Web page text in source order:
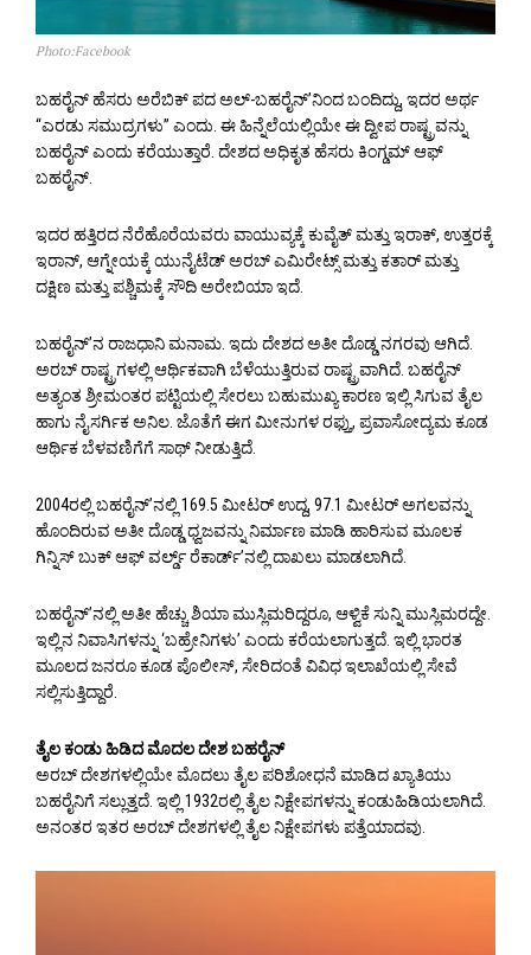
Photo:Facebook
ಬಹರೈನ್ ಹೆಸರು ಅರೆಬಿಕ್ ಪದ ಅಲ್-ಬಹರೈನ್’ನಿಂದ ಬಂದಿದ್ದು, ಇದರ ಅರ್ಥ
“ಎರಡು ಸಮುದ್ರಗಳು” ಎಂದು. ಈ ಹಿನ್ನೆಲೆಯಲ್ಲಿಯೇ ಈ ದ್ವೀಪ ರಾಷ್ಟ್ರವನ್ನು
ಬಹರೈನ್ ಎಂದು ಕರೆಯುತ್ತಾರೆ. ದೇಶದ ಅಧಿಕೃತ ಹೆಸರು ಕಿಂಗ್ಡಮ್ ಆಫ್
ಬಹರೈನ್.
ಇದರ ಹತ್ತಿರದ ನೆರೆಹೊರೆಯವರು ವಾಯುವ್ಯಕ್ಕೆ ಕುವೈತ್ ಮತ್ತು ಇರಾಕ್, ಉತ್ತರಕ್ಕೆ
ಇರಾನ್, ಆಗ್ನೇಯಕ್ಕೆ ಯುನೈಟೆಡ್ ಅರಬ್ ಎಮಿರೇಟ್ಸ್ ಮತ್ತು ಕತಾರ್ ಮತ್ತು
ದಕ್ಷಿಣ ಮತ್ತು ಪಶ್ಚಿಮಕ್ಕೆ ಸೌದಿ ಅರೇಬಿಯಾ ಇದೆ.
ಬಹರೈನ್’ನ ರಾಜಧಾನಿ ಮನಾಮ. ಇದು ದೇಶದ ಅತೀ ದೊಡ್ಡ ನಗರವು ಆಗಿದೆ.
ಅರಬ್ ರಾಷ್ಟ್ರಗಳಲ್ಲಿ ಆರ್ಥಿಕವಾಗಿ ಬೆಳೆಯುತ್ತಿರುವ ರಾಷ್ಟ್ರವಾಗಿದೆ. ಬಹರೈನ್
ಅತ್ಯಂತ ಶ್ರೀಮಂತರ ಪಟ್ಟಿಯಲ್ಲಿ ಸೇರಲು ಬಹುಮುಖ್ಯ ಕಾರಣ ಇಲ್ಲಿ ಸಿಗುವ ತೈಲ
ಹಾಗು ನೈಸರ್ಗಿಕ ಅನಿಲ. ಜೊತೆಗೆ ಈಗ ಮೀನುಗಳ ರಫ್ತು, ಪ್ರವಾಸೋದ್ಯಮ ಕೂಡ
ಆರ್ಥಿಕ ಬೆಳವಣಿಗೆಗೆ ಸಾಥ್ ನೀಡುತ್ತಿದೆ.
2004ರಲ್ಲಿ ಬಹರೈನ್’ನಲ್ಲಿ 169.5 ಮೀಟರ್ ಉದ್ದ, 97.1 ಮೀಟರ್ ಅಗಲವನ್ನು
ಹೊಂದಿರುವ ಅತೀ ದೊಡ್ಡ ಧ್ವಜವನ್ನು ನಿರ್ಮಾಣ ಮಾಡಿ ಹಾರಿಸುವ ಮೂಲಕ
ಗಿನ್ನಿಸ್ ಬುಕ್ ಆಫ್ ವರ್ಲ್ಡ್ ರೆಕಾರ್ಡ್’ನಲ್ಲಿ ದಾಖಲು ಮಾಡಲಾಗಿದೆ.
ಬಹರೈನ್’ನಲ್ಲಿ ಅತೀ ಹೆಚ್ಚು ಶಿಯಾ ಮುಸ್ಲಿಮರಿದ್ದರೂ, ಆಳ್ವಿಕೆ ಸುನ್ನಿ ಮುಸ್ಲಿಮರದ್ದೇ.
ಇಲ್ಲಿನ ನಿವಾಸಿಗಳನ್ನು ‘ಬಹ್ರೇನಿಗಳು’ ಎಂದು ಕರೆಯಲಾಗುತ್ತದೆ. ಇಲ್ಲಿ ಭಾರತ
ಮೂಲದ ಜನರೂ ಕೂಡ ಪೊಲೀಸ್, ಸೇರಿದಂತೆ ವಿವಿಧ ಇಲಾಖೆಯಲ್ಲಿ ಸೇವೆ
ಸಲ್ಲಿಸುತ್ತಿದ್ದಾರೆ.
ತೈಲ ಕಂಡು ಹಿಡಿದ ಮೊದಲ ದೇಶ ಬಹರೈನ್
ಅರಬ್ ದೇಶಗಳಲ್ಲಿಯೇ ಮೊದಲು ತೈಲ ಪರಿಶೋಧನೆ ಮಾಡಿದ ಖ್ಯಾತಿಯು
ಬಹರೈನಿಗೆ ಸಲ್ಲುತ್ತದೆ. ಇಲ್ಲಿ 1932ರಲ್ಲಿ ತೈಲ ನಿಕ್ಷೇಪಗಳನ್ನು ಕಂಡುಹಿಡಿಯಲಾಗಿದೆ.
ಅನಂತರ ಇತರ ಅರಬ್ ದೇಶಗಳಲ್ಲಿ ತೈಲ ನಿಕ್ಷೇಪಗಳು ಪತ್ತೆಯಾದವು.